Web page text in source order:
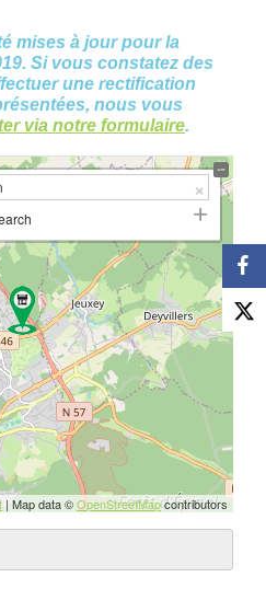
mises à jour pour la
Si vous constatez des
une rectification
nous vous
via notre formulaire.
| Map data ©OpenStreetMapcontributors